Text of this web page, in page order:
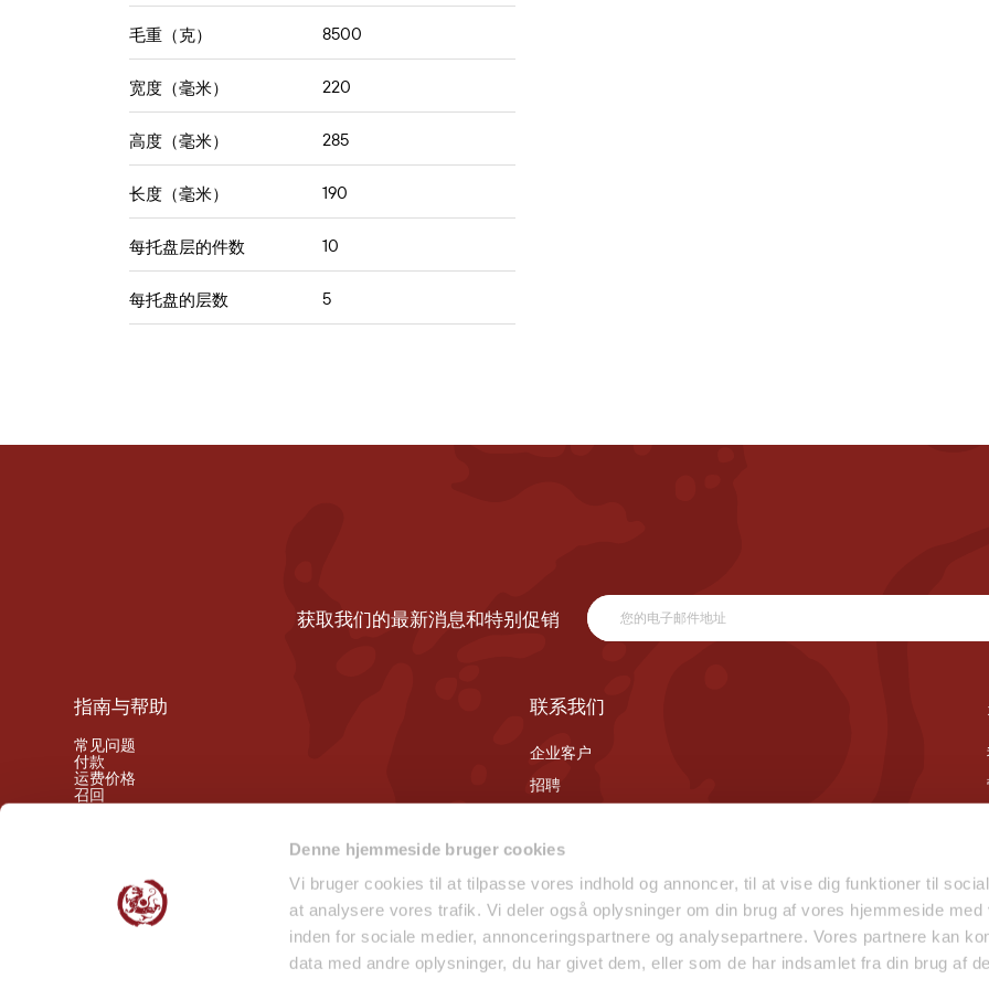
Denne hjemmeside bruger cookies
Vi bruger cookies til at tilpasse vores indhold og annoncer, til at vise dig funktioner til
at analysere vores trafik. Vi deler også oplysninger om din brug af vores hjemmeside med
inden for sociale medier, annonceringspartnere og analysepartnere. Vores partnere kan
data med andre oplysninger, du har givet dem, eller som de har indsamlet fra din brug af
毛重（克） 8500
宽度（毫米） 220
高度（毫米） 285
长度（毫米） 190
每托盘层的件数 10
每托盘的层数 5
获取我们的最新消息和特别促销
指南与帮助
常见问题
付款
运费价格
召回
联系我们
企业客户
招聘
微笑检查报告 - 门店